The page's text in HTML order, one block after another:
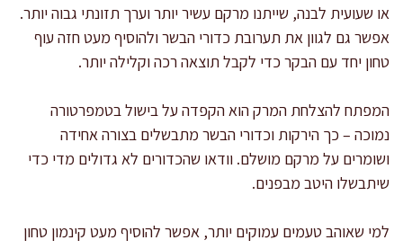
או שעועית לבנה, שייתנו מרקם עשיר יותר וערך תזונתי גבוה יותר.
אפשר גם לגוון את תערובת כדורי הבשר ולהוסיף מעט חזה עוף
טחון יחד עם הבקר כדי לקבל תוצאה רכה וקלילה יותר.
המפתח להצלחת המרק הוא הקפדה על בישול בטמפרטורה
נמוכה – כך הירקות וכדורי הבשר מתבשלים בצורה אחידה
ושומרים על מרקם מושלם. וודאו שהכדורים לא גדולים מדי כדי
שיתבשלו היטב מבפנים.
למי שאוהב טעמים עמוקים יותר, אפשר להוסיף מעט קינמון טחון